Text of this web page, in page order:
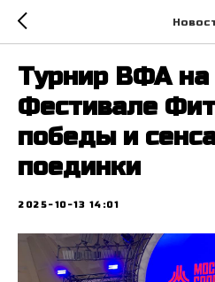
Турнир ВФА
Фестивале
победы и
поединки
2025-10-13 14:01